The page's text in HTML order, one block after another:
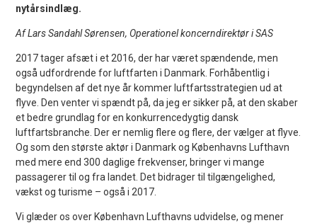
nytårsindlæg.
Af Lars Sandahl Sørensen, Operationel koncerndirektør i SAS
2017 tager afsæt i et 2016, der har været spændende, men
også udfordrende for luftfarten i Danmark. Forhåbentlig i
begyndelsen af det nye år kommer luftfartsstrategien ud at
flyve. Den venter vi spændt på, da jeg er sikker på, at den skaber
et bedre grundlag for en konkurrencedygtig dansk
luftfartsbranche. Der er nemlig flere og flere, der vælger at flyve.
Og som den største aktør i Danmark og Københavns Lufthavn
med mere end 300 daglige frekvenser, bringer vi mange
passagerer til og fra landet. Det bidrager til tilgængelighed,
vækst og turisme – også i 2017.
Vi glæder os over København Lufthavns udvidelse, og mener